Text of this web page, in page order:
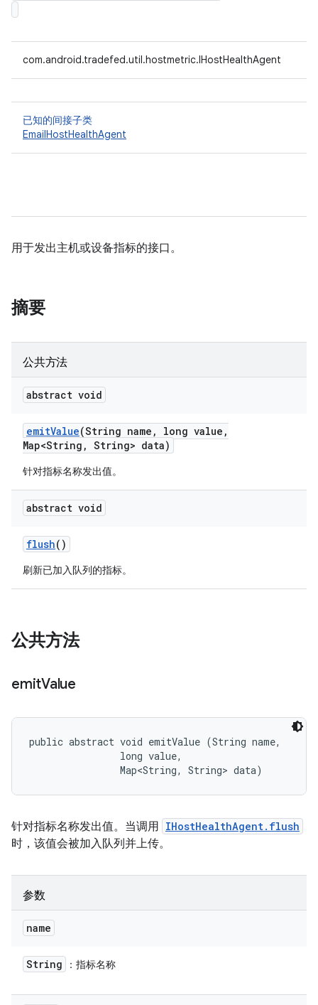
com.android.tradefed.util.hostmetric.IHostHealthAgent
已知的间接子类
EmailHostHealthAgent
用于发出主机或设备指标的接口。
摘要
公共方法
abstract void
emitValue(String name , long value ,
Map<String , String> data)
针对指标名称发出值。
abstract void
flush()
刷新已加入队列的指标。
公共方法
emitValue
public abstract void emitValue (String name,
                long value,
                Map<String, String> data)
针对指标名称发出值。当调用 IHostHealthAgent.flush
时，该值会被加入队列并上传。
参数
name
String ：指标名称